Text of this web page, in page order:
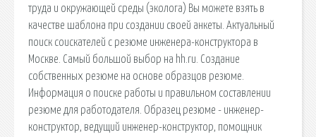
труда и окружающей среды (эколога) Вы можете взять в
качестве шаблона при создании своей анкеты. Актуальный
поиск соискателей с резюме инженера-конструктора в
Москве. Самый большой выбор на hh.ru. Создание
собственных резюме на основе образцов резюме.
Информация о поиске работы и правильном составлении
резюме для работодателя. Образец резюме - инженер-
конструктор, ведущий инженер-конструктор, помощник